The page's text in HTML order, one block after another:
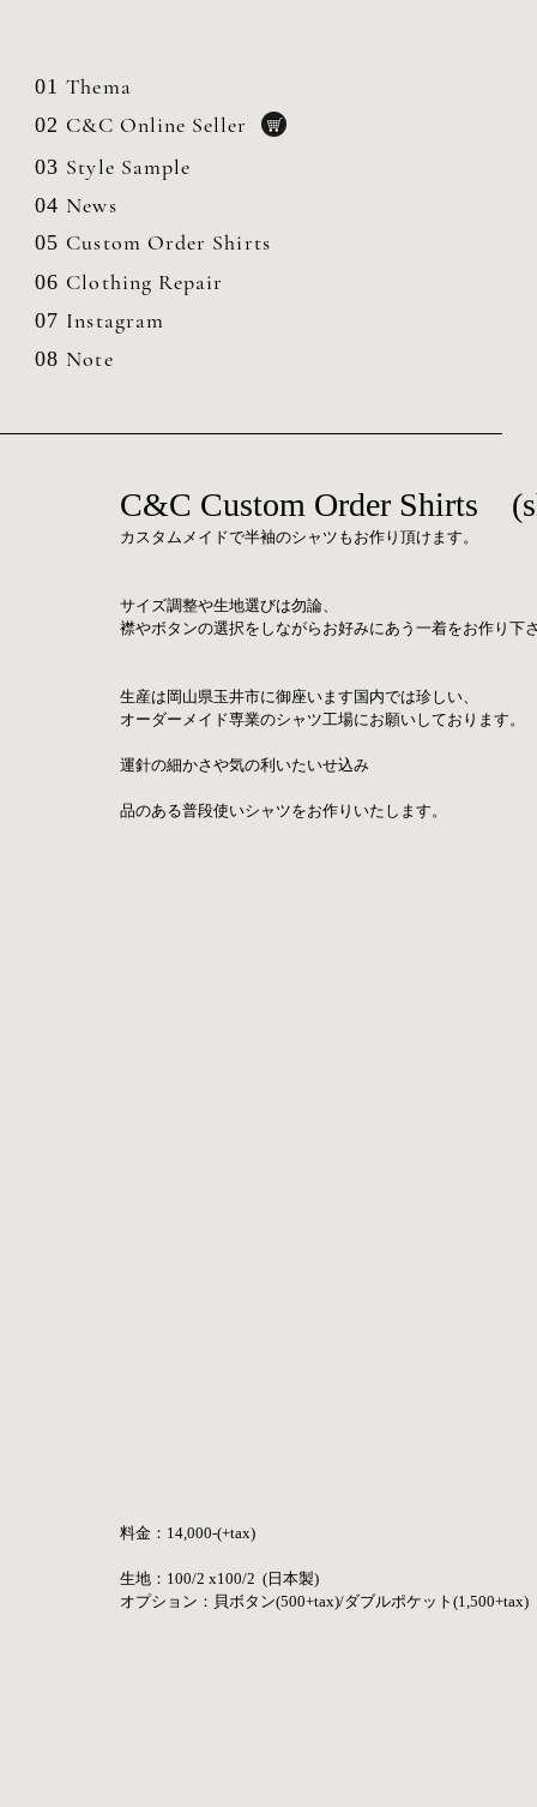
01 Thema
02 C&C Online Seller
03 Style Sample
04 News
05 Custom Order Shirts
06 Clothing Repair
07 Instagram
08 Note
C&C Custom Order Shirts
カスタムメイドで半袖のシャツもお作り頂けます。
サイズ調整や生地選びは勿論、
襟やボタンの選択をしながらお好みにあう一着をお作り下
生産は岡山県玉井市に御座います国内では珍しい、
オーダーメイド専業のシャツ工場にお願いしております。
運針の細かさや気の利いたいせ込み
品のある普段使いシャツをお作りいたします。
料金：14,000-(+tax)
生地：100/2 x100/2  (日本製)
オプション：貝ボタン(500+tax)/ダブルポケット(1,500+tax)